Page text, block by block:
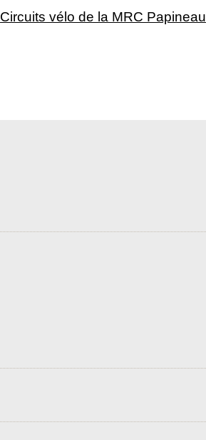
Circuits vélo de la MRC Papineau